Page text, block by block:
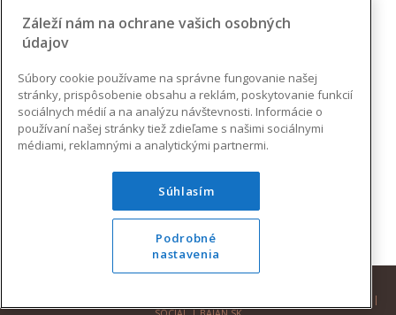
|
SOCIAL|BAJAN.SK
Záleží nám na ochrane vašich osobných
údajov
Súbory cookie používame na správne fungovanie našej
stránky, prispôsobenie obsahu a reklám, poskytovanie funkcií
sociálnych médií a na analýzu návštevnosti. Informácie o
používaní našej stránky tiež zdieľame s našimi sociálnymi
médiami, reklamnými a analytickými partnermi.
Súhlasím
Podrobné
nastavenia